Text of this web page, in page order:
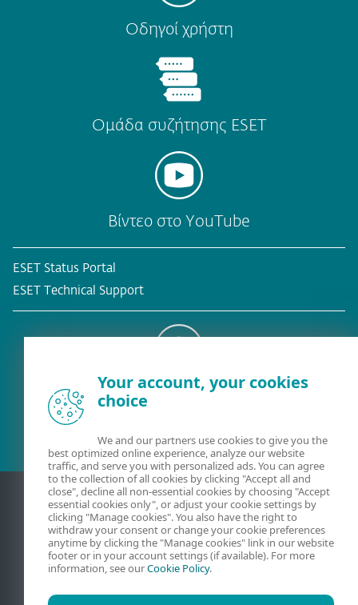
Οδηγοί χρήστη
Ομάδα συζήτησης ESET
Βίντεο στο YouTube
ESET Status Portal
ESET Technical Support
Υφιστάμενος πελάτης
Your account, your cookies
choice
We and our partners use cookies to give you the
best optimized online experience, analyze our website
traffic, and serve you with personalized ads. You can agree
to the collection of all cookies by clicking "Accept all and
close", decline all non-essential cookies by choosing "Accept
essential cookies only", or adjust your cookie settings by
clicking "Manage cookies". You also have the right to
withdraw your consent or change your cookie preferences
anytime by clicking the "Manage cookies" link in our website
footer or in your account settings (if available). For more
information, see ourCookie Policy.